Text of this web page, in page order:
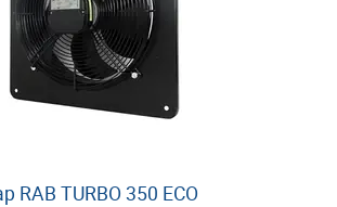
RAB TURBO 350 ECO